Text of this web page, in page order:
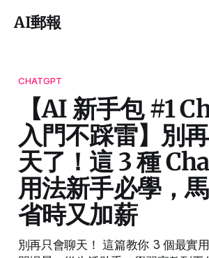
AI郵報
CHATGPT
【AI 新手包 #1
入門不踩雷】別
天了！這 3 種
用法新手必學，
省時又加薪
別再只會聊天！ 這篇教你 3 個最實